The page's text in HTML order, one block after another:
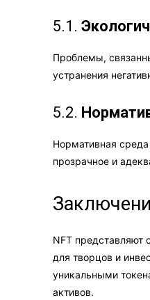
5.1.
Проблемы,
устранения
5.2.
Нормативная
прозрачное и
NFT представляют
для творцов и
уникальными
активов.